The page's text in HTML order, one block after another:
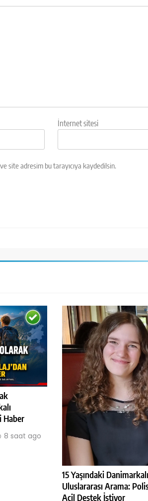
İnternet sitesi
site adresim bu tarayıcıya kaydedilsin.
Haber
8 saat ago
15 Yaşındaki
Uluslararası Arama:
Acil Destek İstiyor